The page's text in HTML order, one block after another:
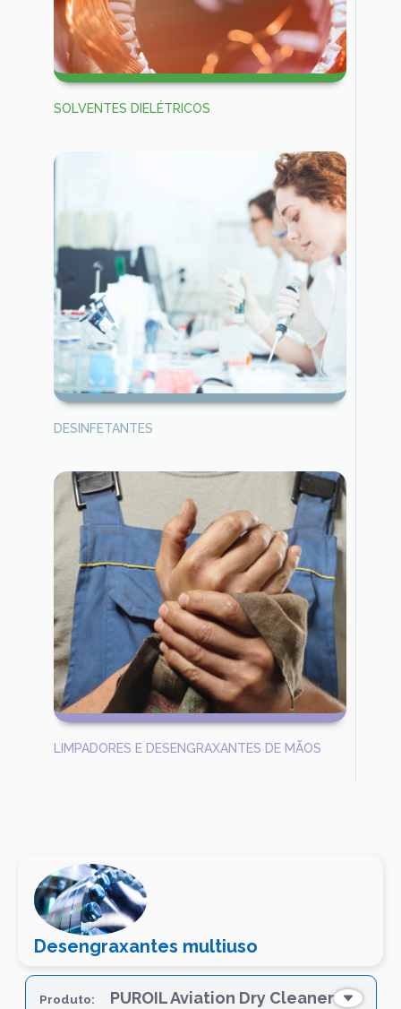
SOLVENTES DIELÉTRICOS
DESINFETANTES
LIMPADORES E DESENGRAXANTES DE MÃOS
Desengraxantes multiuso
PUROIL Aviation Dry Cleaner